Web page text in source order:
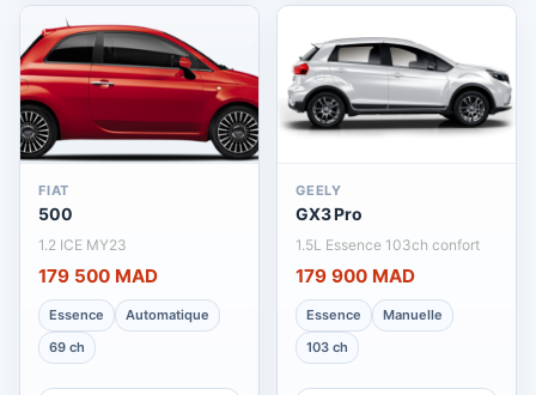
FIAT
500
1.2 ICE MY23
179 500 MAD
Essence
Automatique
69 ch
GEELY
GX3 Pro
1.5L Essence 103ch confort
179 900 MAD
Essence
Manuelle
103 ch